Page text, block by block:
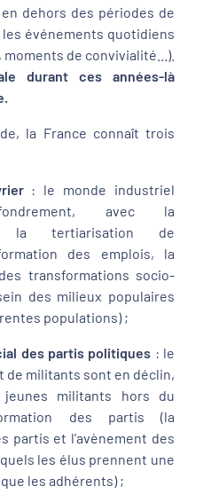
dehors des périodes de
événements quotidiens
de convivialité...).
durant ces années-là
la France connaît trois
: le monde industriel
avec la
la tertiarisation de
des emplois, la
transformations socio-
des milieux populaires
populations) ;
des partis politiques : le
de militants sont en déclin,
militants hors du
des partis (la
partis et l'avènement des
les élus prennent une
les adhérents) ;